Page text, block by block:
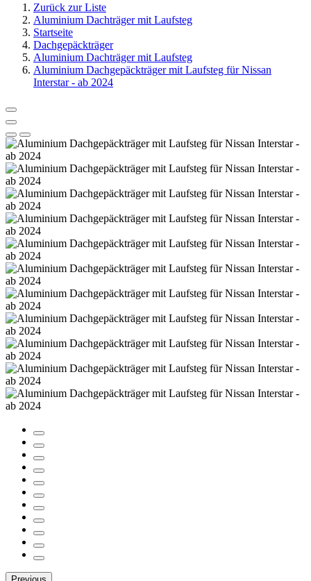
Zurück zur Liste
Aluminium Dachträger mit Laufsteg
Startseite
Dachgepäckträger
Aluminium Dachträger mit Laufsteg
Aluminium Dachgepäckträger mit Laufsteg für Nissan
Interstar - ab 2024